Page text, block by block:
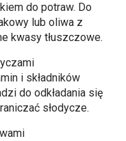
do potraw. Do
lub oliwa z
kwasy tłuszczowe.
i składników
do odkładania się
słodycze.